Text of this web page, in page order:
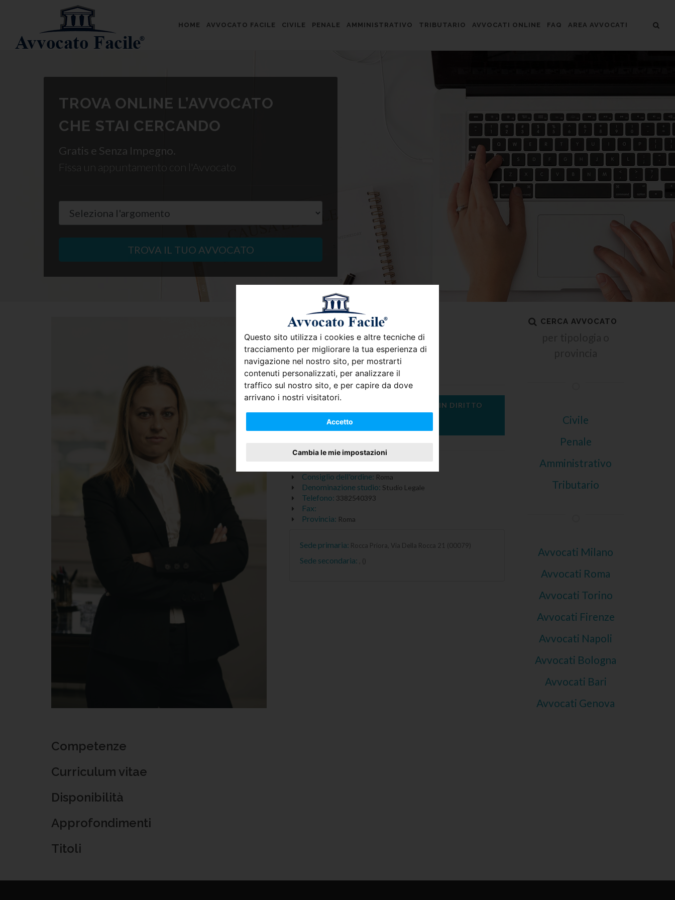
Questo sito utilizza i cookies e altre tecniche di
tracciamento per migliorare la tua esperienza di
navigazione nel nostro sito, per mostrarti
contenuti personalizzati, per analizzare il
traffico sul nostro sito, e per capire da dove
arrivano i nostri visitatori.
Accetto
Cambia le mie impostazioni
HOME AVVOCATO FACILE CIVILE PENALE AMMINISTRATIVO TRIBUTARIO AVVOCATI ONLINE FAQ AREA AVVOCATI
TROVA ONLINE L’AVVOCATO
CHE STAI CERCANDO
Gratis e Senza Impegno.
Fissa un appuntamento con l'Avvocato
TROVA IL TUO AVVOCATO
Avv. Pompili Sara
Diritto Civile
CONTATTA GRATIS UN ESPERTO IN DIRITTO
Consiglio dell'ordine: Roma
Denominazione studio: Studio Legale
Telefono: 3382540393
Fax:
Provincia: Roma
Sede primaria: Rocca Priora, Via Della Rocca 21 (00079)
Sede secondaria: , ()
CERCA AVVOCATO
Civile
Penale
Amministrativo
Tributario
Avvocati Milano
Avvocati Roma
Avvocati Torino
Avvocati Firenze
Avvocati Napoli
Avvocati Bologna
Avvocati Bari
Avvocati Genova
Competenze
Curriculum vitae
Disponibilità
Approfondimenti
Titoli